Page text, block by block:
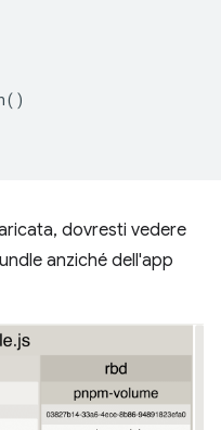
()
dovresti vedere
anziché dell'app